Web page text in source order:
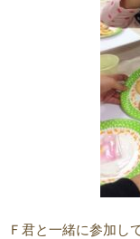
Ｆ君と一緒に参加し